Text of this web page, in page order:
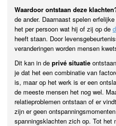
Waardoor ontstaan deze
de ander. Daarnaast spelen
het per persoon wat hij of zij op de
heeft staan. Door
veranderingen worden mensen
Dit kan in de privé situatie
je dat het een combinatie van
is, maar op het werk is er een
de meeste mensen het nog wel.
relatieproblemen ontstaan of er
zijn er geen
spanningsklachten zich op. Tot het